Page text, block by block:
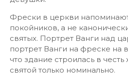
Фрески в церкви
покойников, а не
святых. Портрет Ванги над
портрет Ванги на фреске на
что здание строилась в честь
святой только номинально.